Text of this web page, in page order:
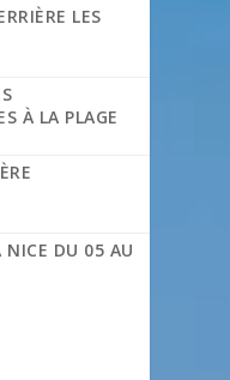
LES
À LA PLAGE
NICE DU 05 AU